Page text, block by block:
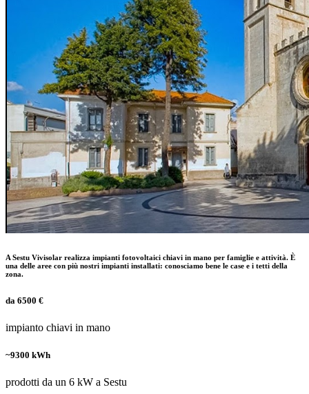
A Sestu Vivisolar realizza impianti fotovoltaici chiavi in mano per famiglie e attività. È
una delle aree con più nostri impianti installati: conosciamo bene le case e i tetti della
zona.
da 6500 €
impianto chiavi in mano
~9300 kWh
prodotti da un 6 kW a Sestu